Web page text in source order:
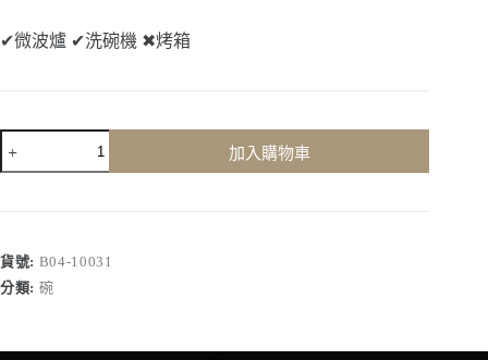
✔微波爐 ✔洗碗機 ✖烤箱
Linear
系-
拉
麵
碗
加入購物車
貨號: B04-10031
分類: 碗